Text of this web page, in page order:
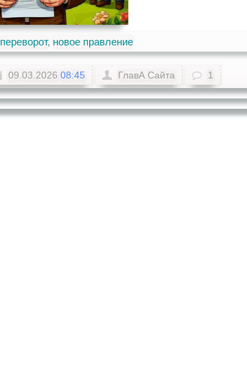
переворот, новое правление
09.03.2026 08:45 ГлавА Сайта 1